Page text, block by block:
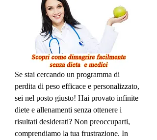
Se stai cercando un programma di
perdita di peso efficace e personalizzato,
sei nel posto giusto! Hai provato infinite
diete e allenamenti senza ottenere i
risultati desiderati? Non preoccuparti,
comprendiamo la tua frustrazione. In